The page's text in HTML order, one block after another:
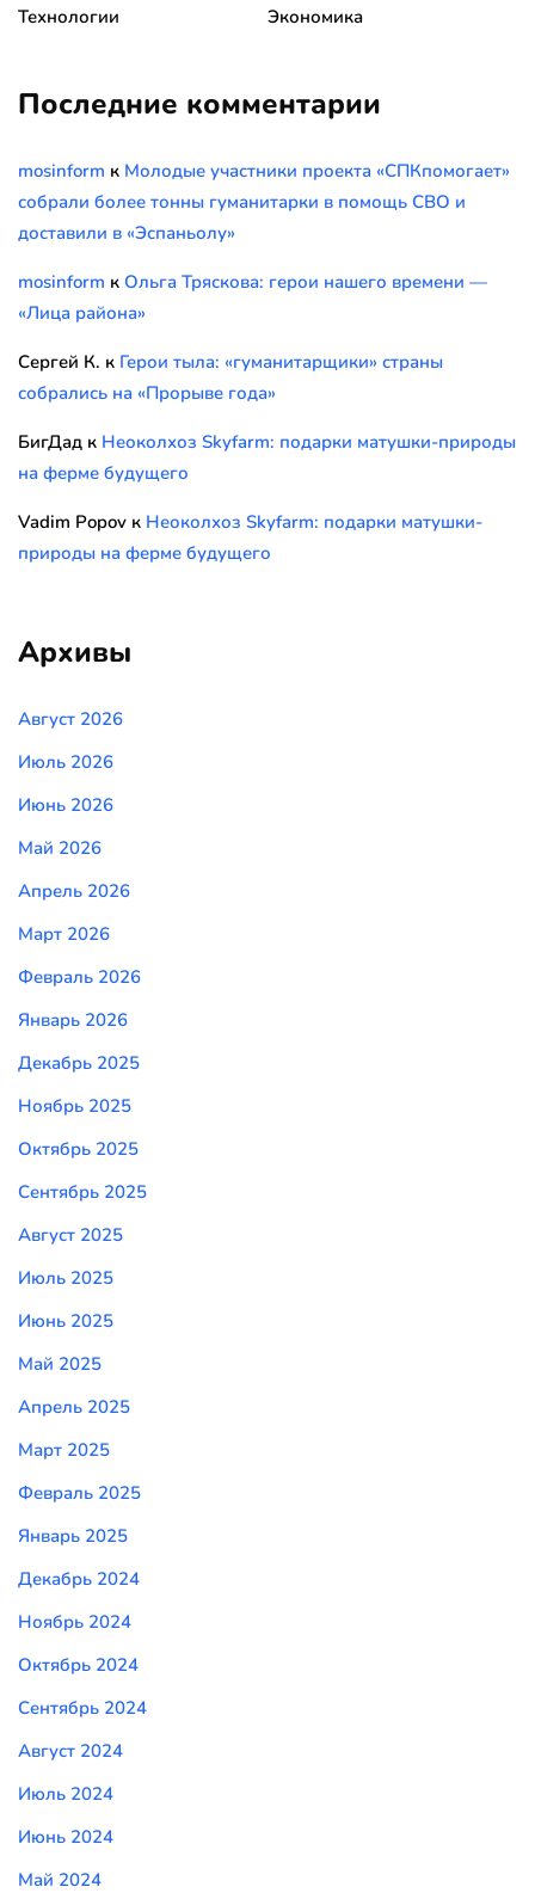
Технологии
Экономика
Последние комментарии
mosinform к Молодые участники проекта «СПКпомогает»
собрали более тонны гуманитарки в помощь СВО и
доставили в «Эспаньолу»
mosinform к Ольга Тряскова: герои нашего времени —
«Лица района»
Сергей К. к Герои тыла: «гуманитарщики» страны
собрались на «Прорыве года»
БигДад к Неоколхоз Skyfarm: подарки матушки-природы
на ферме будущего
Vadim Popov к Неоколхоз Skyfarm: подарки матушки-
природы на ферме будущего
Архивы
Август 2026
Июль 2026
Июнь 2026
Май 2026
Апрель 2026
Март 2026
Февраль 2026
Январь 2026
Декабрь 2025
Ноябрь 2025
Октябрь 2025
Сентябрь 2025
Август 2025
Июль 2025
Июнь 2025
Май 2025
Апрель 2025
Март 2025
Февраль 2025
Январь 2025
Декабрь 2024
Ноябрь 2024
Октябрь 2024
Сентябрь 2024
Август 2024
Июль 2024
Июнь 2024
Май 2024